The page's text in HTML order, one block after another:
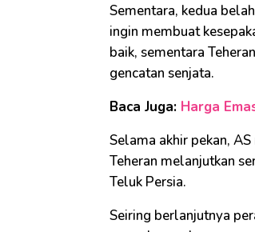
Sementara, kedua
ingin membuat
baik, sementara
gencatan senjata.
Baca Juga: Harga
Selama akhir pekan,
Teheran melanjutkan
Teluk Persia.
Seiring berlanjutnya